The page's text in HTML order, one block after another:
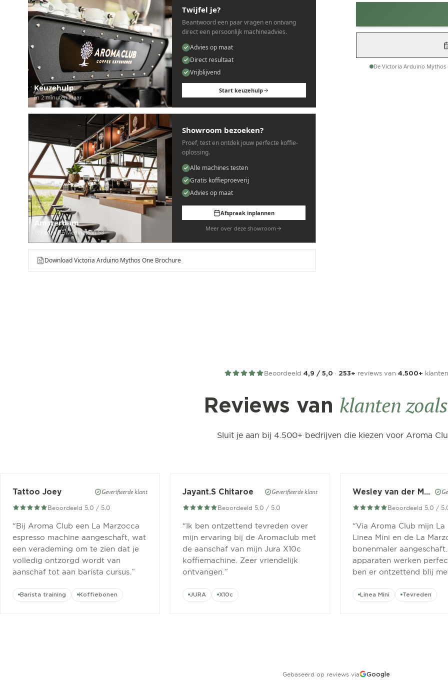
Keuzehulp
In 2 minuten klaar
Twijfel je?
Beantwoord een paar vragen en ontvang
direct een persoonlijk machineadvies.
Advies op maat
Direct resultaat
Vrijblijvend
Start keuzehulp
Amsterdam
Pedro de Medinalaan 53
Showroom bezoeken?
Proef, test en ontdek jouw perfecte koffie-
oplossing.
Alle machines testen
Gratis koffieproeverij
Advies op maat
Afspraak inplannen
Meer over deze showroom
Download Victoria Arduino Mythos One Brochure
De Victoria Arduino Mythos
Beoordeeld 4,9 / 5,0 · 253+ reviews van 4.500+ klanten
Reviews van klanten
Sluit je aan bij 4.500+ bedrijven die kiezen voor Aroma
Tattoo Joey Geverifieerde klant
Beoordeeld 5.0 / 5.0
“Bij Aroma Club een La Marzocca
espresso machine aangeschaft, wat
een verademing om te zien dat je
volledig ontzorgd wordt van
aanschaf tot aan barista cursus. ”
Barista training Koffiebonen
Jayant.S Chitaroe Geverifieerde klant
Beoordeeld 5.0 / 5.0
“Ik ben ontzettend tevreden over
mijn ervaring bij de Aromaclub met
de aanschaf van mijn Jura X10c
koffiemachine. Zeer vriendelijk
ontvangen. ”
JURA X10c
Wesley van der Meer
Beoordeeld 5.0 /
“Via Aroma Club mijn La
Linea Mini en de La
bonenmaler
apparaten werken
ben er ontzettend blij
Linea Mini Tevreden
Gebaseerd op reviews via Google